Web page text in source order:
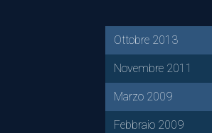
Ottobre 2013
Novembre 2011
Marzo 2009
Febbraio 2009